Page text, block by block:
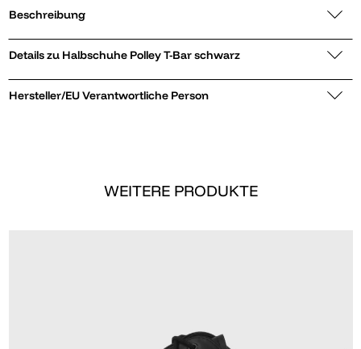
Beschreibung
Details zu Halbschuhe Polley T-Bar schwarz
Hersteller/EU Verantwortliche Person
WEITERE PRODUKTE